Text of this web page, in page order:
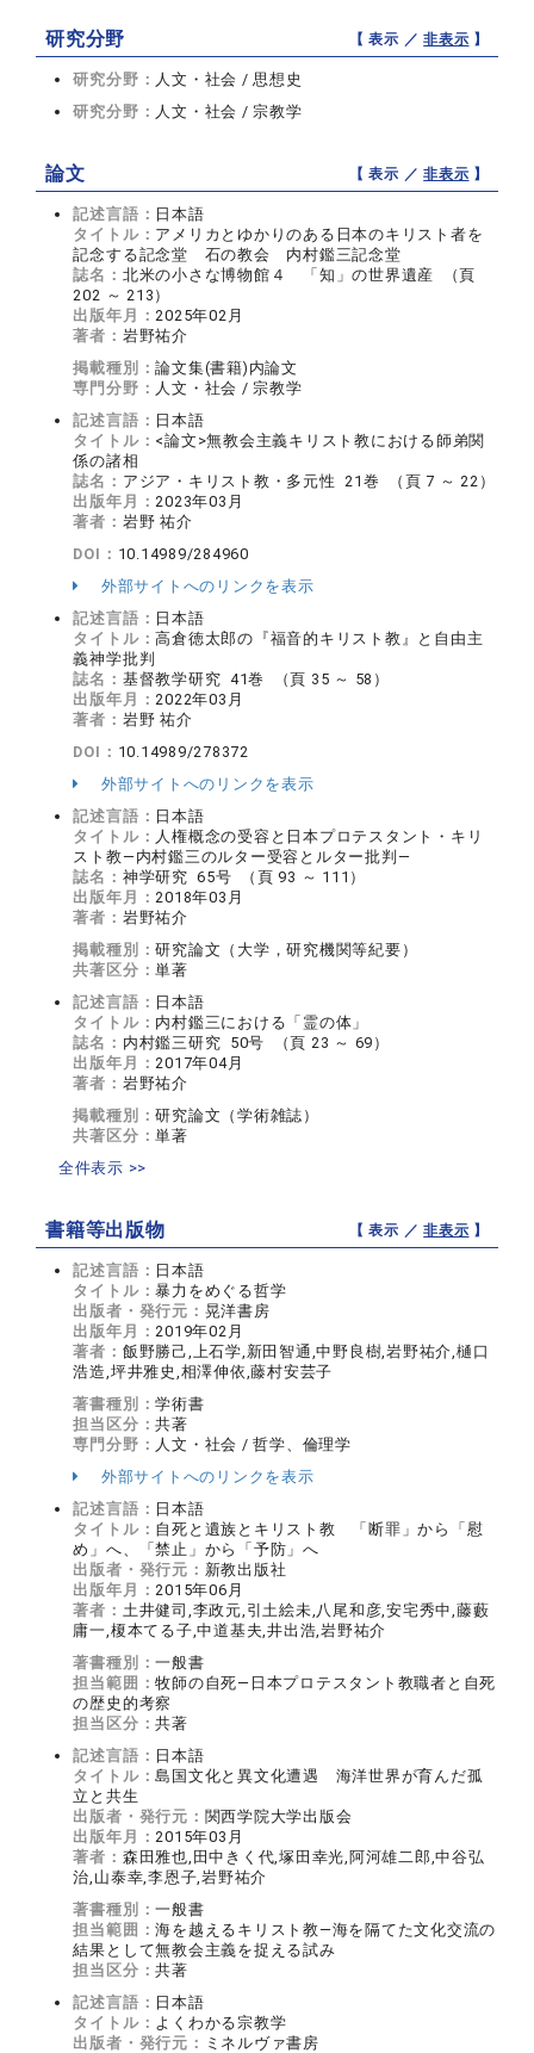
研究分野 【 表示 ／非表示 】
研究分野： 人文・社会 / 思想史
研究分野： 人文・社会 / 宗教学
論文 【 表示 ／非表示 】
記述言語： 日本語
タイトル： アメリカとゆかりのある日本のキリスト者を
記念する記念堂 石の教会 内村鑑三記念堂
誌名： 北米の小さな博物館４ 「知」の世界遺産 （頁
202 ～ 213）
出版年月：2025年02月
著者： 岩野祐介
掲載種別：論文集(書籍)内論文
専門分野： 人文・社会 / 宗教学
記述言語： 日本語
タイトル： <論文>無教会主義キリスト教における師弟関
係の諸相
誌名： アジア・キリスト教・多元性 21巻 （頁 7 ～ 22）
出版年月：2023年03月
著者： 岩野 祐介
DOI： 10.14989/284960
外部サイトへのリンクを表示
記述言語： 日本語
タイトル：高倉徳太郎の『福音的キリスト教』と自由主
義神学批判
誌名： 基督教学研究 41巻 （頁 35 ～ 58）
出版年月：2022年03月
著者： 岩野 祐介
DOI： 10.14989/278372
外部サイトへのリンクを表示
記述言語： 日本語
タイトル： 人権概念の受容と日本プロテスタント・キリ
スト教―内村鑑三のルター受容とルター批判―
誌名： 神学研究 65号 （頁 93 ～ 111）
出版年月：2018年03月
著者： 岩野祐介
掲載種別：研究論文（大学，研究機関等紀要）
共著区分：単著
記述言語： 日本語
タイトル： 内村鑑三における「霊の体」
誌名： 内村鑑三研究 50号 （頁 23 ～ 69）
出版年月：2017年04月
著者： 岩野祐介
掲載種別：研究論文（学術雑誌）
共著区分：単著
全件表示 >>
書籍等出版物 【 表示 ／非表示 】
記述言語： 日本語
タイトル：暴力をめぐる哲学
出版者・発行元： 晃洋書房
出版年月：2019年02月
著者： 飯野勝己,上石学,新田智通,中野良樹,岩野祐介,樋口
浩造,坪井雅史,相澤伸依,藤村安芸子
著書種別：学術書
担当区分：共著
専門分野： 人文・社会 / 哲学、倫理学
外部サイトへのリンクを表示
記述言語： 日本語
タイトル： 自死と遺族とキリスト教 「断罪」から「慰
め」へ、「禁止」から「予防」へ
出版者・発行元： 新教出版社
出版年月：2015年06月
著者： 土井健司,李政元,引土絵未,八尾和彦,安宅秀中,藤藪
庸一,榎本てる子,中道基夫,井出浩,岩野祐介
著書種別：一般書
担当範囲：牧師の自死―日本プロテスタント教職者と自死
の歴史的考察
担当区分：共著
記述言語： 日本語
タイトル：島国文化と異文化遭遇 海洋世界が育んだ孤
立と共生
出版者・発行元： 関西学院大学出版会
出版年月：2015年03月
著者： 森田雅也,田中きく代,塚田幸光,阿河雄二郎,中谷弘
治,山泰幸,李恩子,岩野祐介
著書種別：一般書
担当範囲：海を越えるキリスト教―海を隔てた文化交流の
結果として無教会主義を捉える試み
担当区分：共著
記述言語： 日本語
タイトル： よくわかる宗教学
出版者・発行元： ミネルヴァ書房